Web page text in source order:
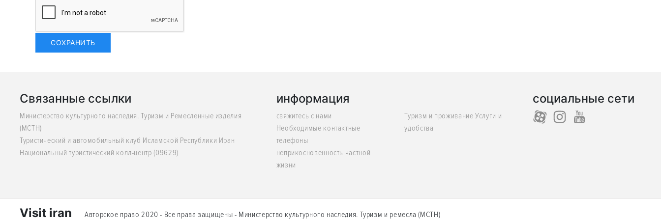
Связанные ссылки
Министерство культурного наследия. Туризм и Ремесленные изделия
(MCTH)
Туристический и автомобильный клуб Исламской Республики Иран
Национальный туристический колл-центр (09629)
информация
свяжитесь с нами
Необходимые контактные
телефоны
неприкосновенность частной
жизни
Туризм и проживание Услуги и
удобства
социальные сети
Visit iran Авторское право 2020 - Все права защищены - Министерство культурного наследия. Туризм и ремесла (MCTH)